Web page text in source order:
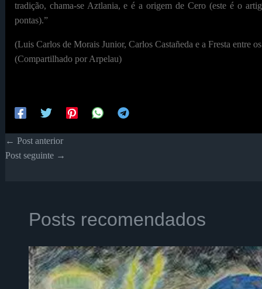
tradição, chama-se Aztlania, e é a origem de Cero (este é o
pontas).”
(Luis Carlos de Morais Junior, Carlos Castañeda e a Fresta entre
(Compartilhado por Arpelau)
← Post anterior
Post seguinte →
Posts recomendados